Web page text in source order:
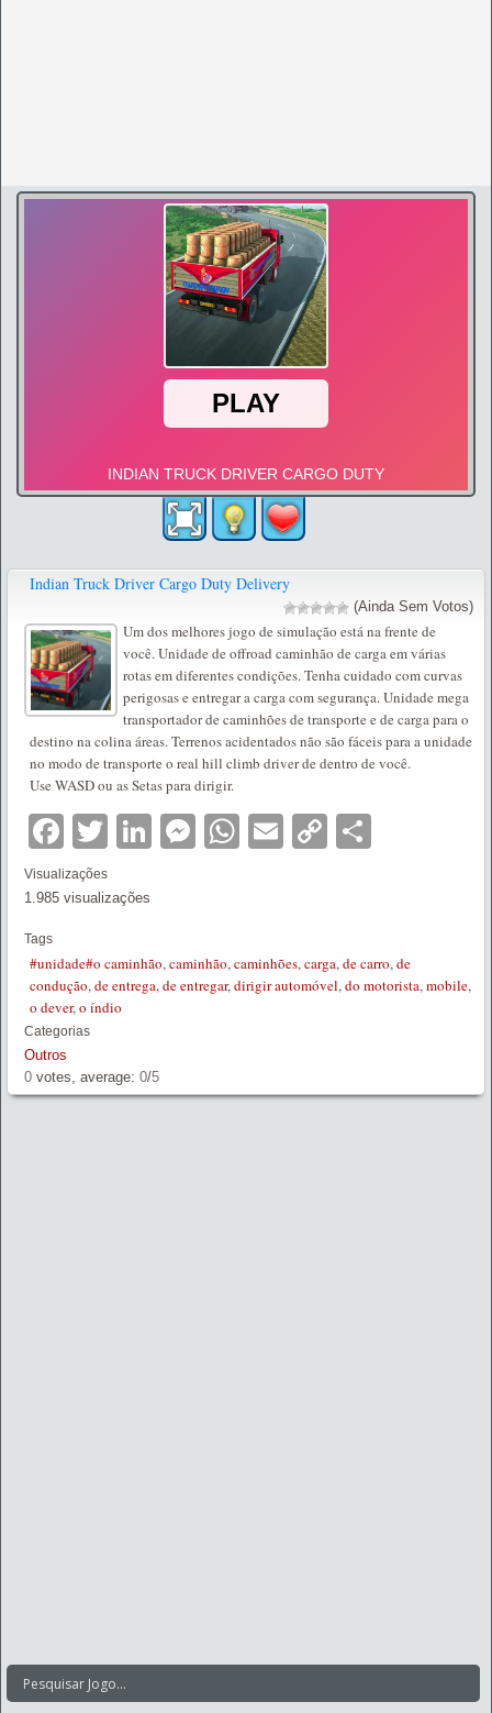
Indian Truck Driver Cargo Duty Delivery
(Ainda Sem Votos)
Um dos melhores jogo de simulação está na frente de
você. Unidade de offroad caminhão de carga em várias
rotas em diferentes condições. Tenha cuidado com curvas
perigosas e entregar a carga com segurança. Unidade mega
transportador de caminhões de transporte e de carga para o
destino na colina áreas. Terrenos acidentados não são fáceis para a unidade
no modo de transporte o real hill climb driver de dentro de você.
Use WASD ou as Setas para dirigir.
Facebook
TwitterLinkedIn
Messenger
WhatsApp
EmailCopy
Visualizações
1.985 visualizações
Tags
#unidade#o caminhão,caminhão,caminhões,carga,de carro,de
condução,de entrega,de entregar,dirigir automóvel,do motorista,mobile,
o dever,o índio
Categorias
Outros
0 votes, average: 0/5